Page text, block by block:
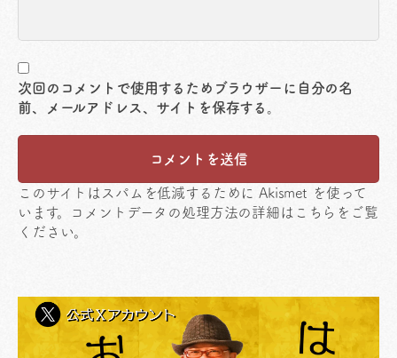
次回のコメントで使用するためブラウザーに自分の名
前、メールアドレス、サイトを保存する。
このサイトはスパムを低減するために Akismet を使って
います。
コメントデータの処理方法の詳細はこちらをご覧
ください。